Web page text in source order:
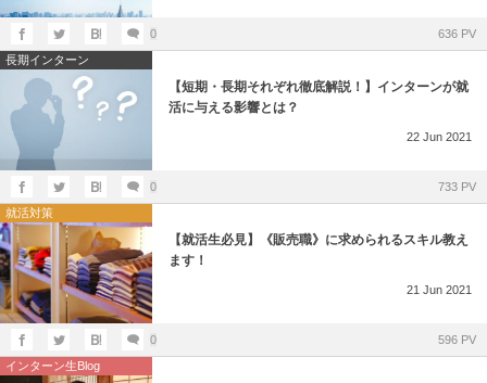
0
636 PV
長期インターン
【短期・長期それぞれ徹底解説！】インターンが就
活に与える影響とは？
22 Jun 2021
0
733 PV
就活対策
【就活生必見】《販売職》に求められるスキル教え
ます！
21 Jun 2021
0
596 PV
インターン生Blog